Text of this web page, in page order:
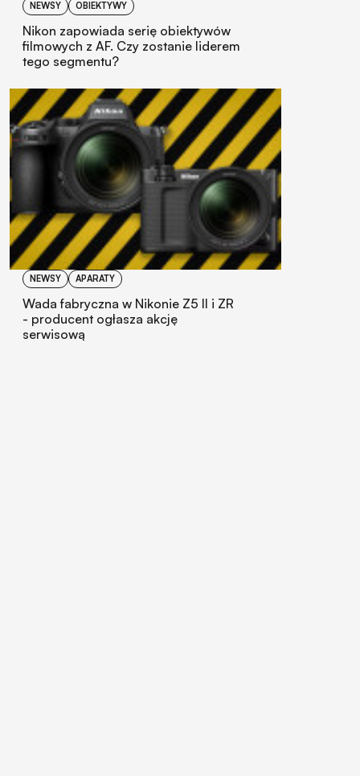
NEWSY OBIEKTYWY
Nikon zapowiada serię obiektywów
filmowych z AF. Czy zostanie liderem
tego segmentu?
NEWSY APARATY
Wada fabryczna w Nikonie Z5 II i ZR
- producent ogłasza akcję
serwisową